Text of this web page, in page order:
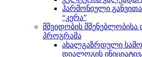
ჰარმონიული
“კერა”
მშვიდობის მშენებლობისა
პროგრამა
ახალგაზრდული
დიალოგის